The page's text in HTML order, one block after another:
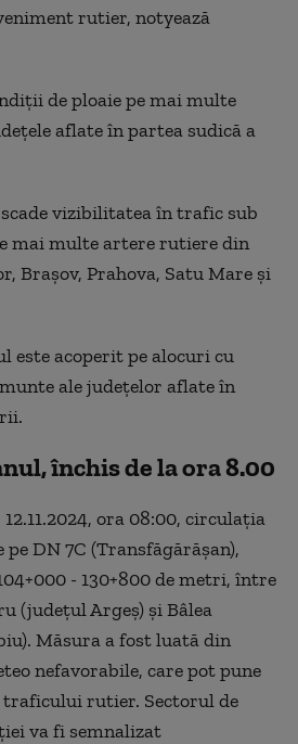
rutier, notyează
de ploaie pe mai multe
aflate în partea sudică a
scade vizibilitatea în trafic sub
mai multe artere rutiere din
Braşov, Prahova, Satu Mare şi
este acoperit pe alocuri cu
ale judeţelor aflate în
închis de la ora 8.00
ora 08:00, circulaţia
DN 7C (Transfăgărăşan),
- 130+800 de metri, între
(judeţul Argeş) şi Bâlea
Măsura a fost luată din
nefavorabile, care pot pune
rutier. Sectorul de
va fi semnalizat